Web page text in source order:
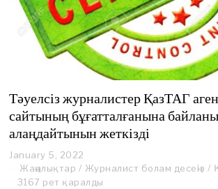
Тәуелсіз журналистер ҚазТАГ
сайтының бұғатталғанына
алаңдайтынын жеткізді
January 5, 2022
a
n
Жаңалықтар / Журналист болам десеңіз /
3167 рет қаралды